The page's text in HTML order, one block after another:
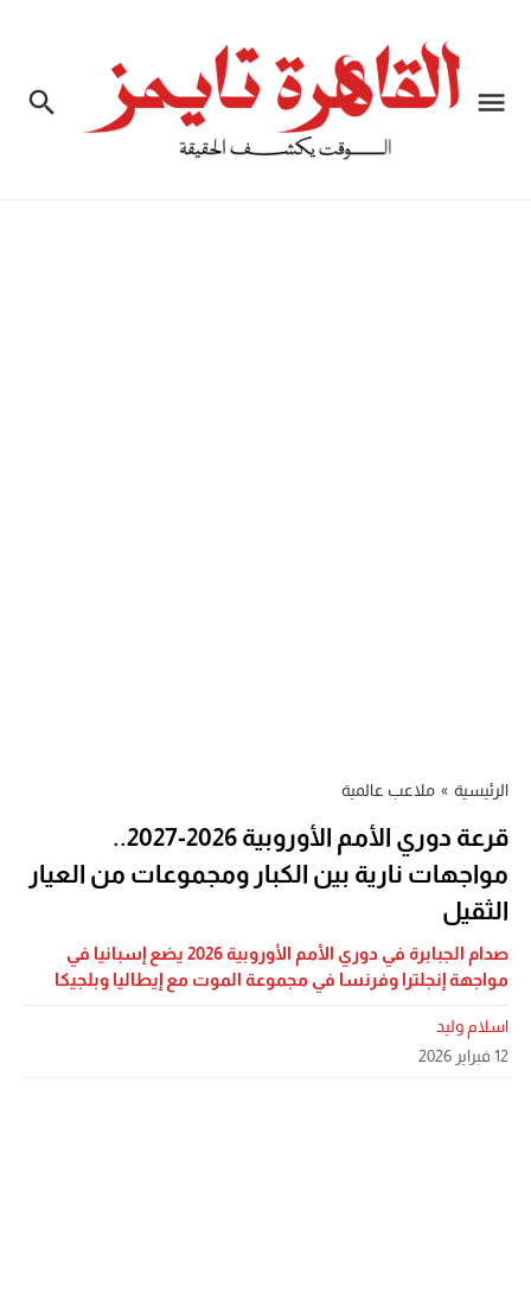
الرئيسية » ملاعب عالمية
قرعة دوري الأمم الأوروبية 2026-2027..
مواجهات نارية بين الكبار ومجموعات من العيار
الثقيل
صدام الجبابرة في دوري الأمم الأوروبية 2026 يضع إسبانيا في
مواجهة إنجلترا وفرنسا في مجموعة الموت مع إيطاليا وبلجيكا
اسلام وليد
12 فبراير 2026